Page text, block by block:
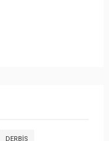
DERBİS